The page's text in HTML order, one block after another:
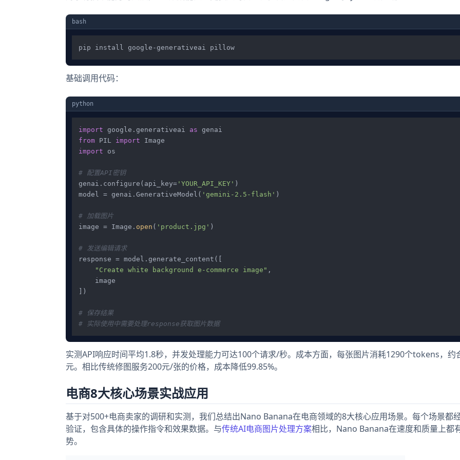
bash
基础调用代码：
python
import google.generativeai as
from PIL import
import os
# 配置API密钥
genai.configure(api_key= 'YOUR_API_KEY' )
model = genai.GenerativeModel( 'gemini-2.5-flash' )
# 加载图片
image = Image. open ( 'product.jpg' )
# 发送编辑请求
response = model.generate_content([
"Create white background e-commerce image" ,
    image
])
# 保存结果
# 实际使用中需要处理response获取图片数据
实测API响应时间平均1.8秒，并发处理能力可达100个请求/秒。成本方面，每张图片消耗1290个tokens，约
元。相比传统修图服务200元/张的价格，成本降低99.85%。
电商8大核心场景实战应用
基于对500+电商卖家的调研和实测，我们总结出Nano Banana在电商领域的8大核心应用场景。每个场景都
验证，包含具体的操作指令和效果数据。与传统AI电商图片处理方案相比，Nano Banana在速度和质量上都
势。